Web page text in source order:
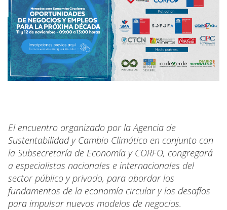
El encuentro organizado por la Agencia de
Sustentabilidad y Cambio Climático en conjunto con
la Subsecretaría de Economía y CORFO, congregará
a especialistas nacionales e internacionales del
sector público y privado, para abordar los
fundamentos de la economía circular y los desafíos
para impulsar nuevos modelos de negocios.